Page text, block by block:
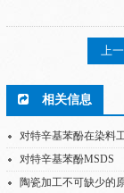
上
相关信息
对特辛基苯酚在染料
对特辛基苯酚MSDS
陶瓷加工不可缺少的